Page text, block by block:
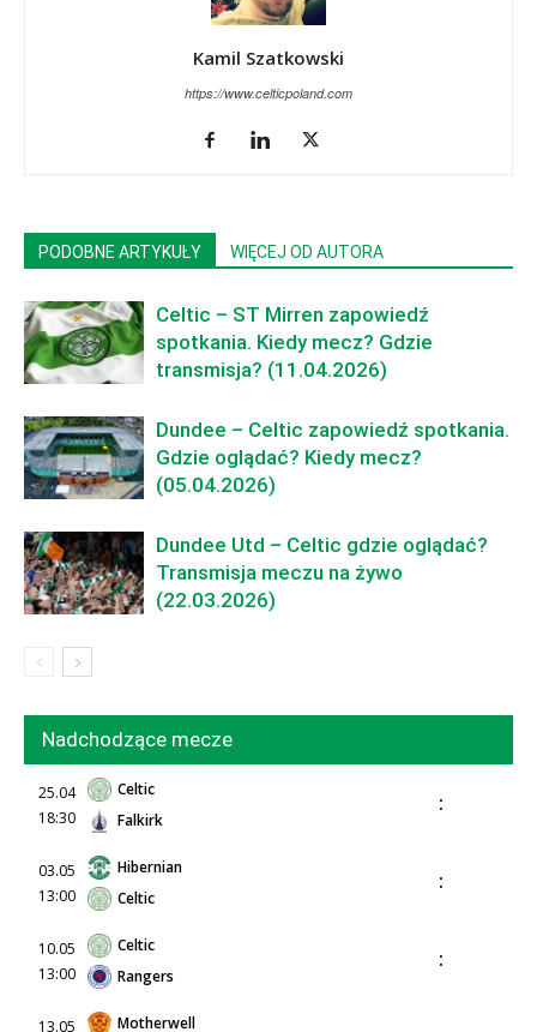
Kamil Szatkowski
https://www.celticpoland.com
PODOBNE ARTYKUŁY WIĘCEJ OD AUTORA
Celtic – ST Mirren zapowiedź
spotkania. Kiedy mecz? Gdzie
transmisja? (11.04.2026)
Dundee – Celtic zapowiedź spotkania.
Gdzie oglądać? Kiedy mecz?
(05.04.2026)
Dundee Utd – Celtic gdzie oglądać?
Transmisja meczu na żywo
(22.03.2026)
Nadchodzące mecze
25.04
18:30
Celtic
Falkirk
:
03.05
13:00
Hibernian
Celtic
:
10.05
13:00
Celtic
Rangers
:
13.05 Motherwell